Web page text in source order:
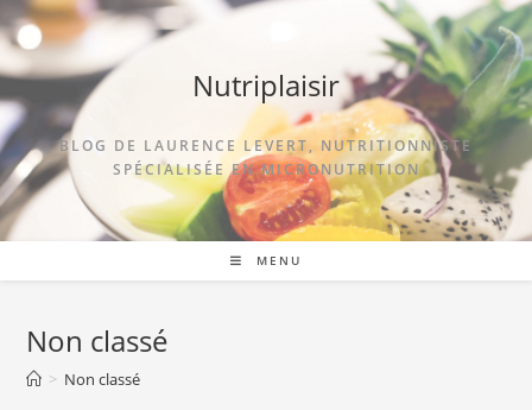
Nutriplaisir
BLOG DE LAURENCE LEVERT, NUTRITIONNISTE
SPÉCIALISÉE EN MICRONUTRITION
MENU
Non classé
> Non classé